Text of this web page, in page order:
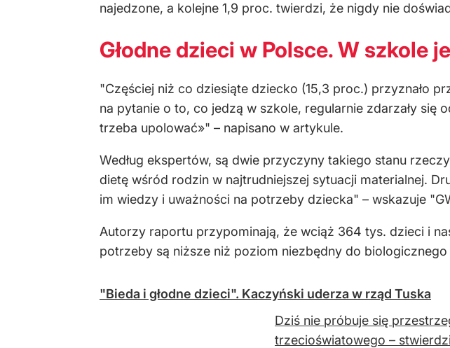
najedzone, a kolejne 1,9 proc. twierdzi, że nigdy nie
Głodne dzieci w Polsce. W szkole
"Częściej niż co dziesiąte dziecko (15,3 proc.) przyznało
na pytanie o to, co jedzą w szkole, regularnie zdarzały się
trzeba upolować»" – napisano w artykule.
Według ekspertów, są dwie przyczyny takiego stanu
dietę wśród rodzin w najtrudniejszej sytuacji materialnej.
im wiedzy i uważności na potrzeby dziecka" – wskazuje
Autorzy raportu przypominają, że wciąż 364 tys. dzieci i
potrzeby są niższe niż poziom niezbędny do
"Bieda i głodne dzieci". Kaczyński uderza w rząd Tuska
Dziś nie próbuje się
trzecioświatowego –